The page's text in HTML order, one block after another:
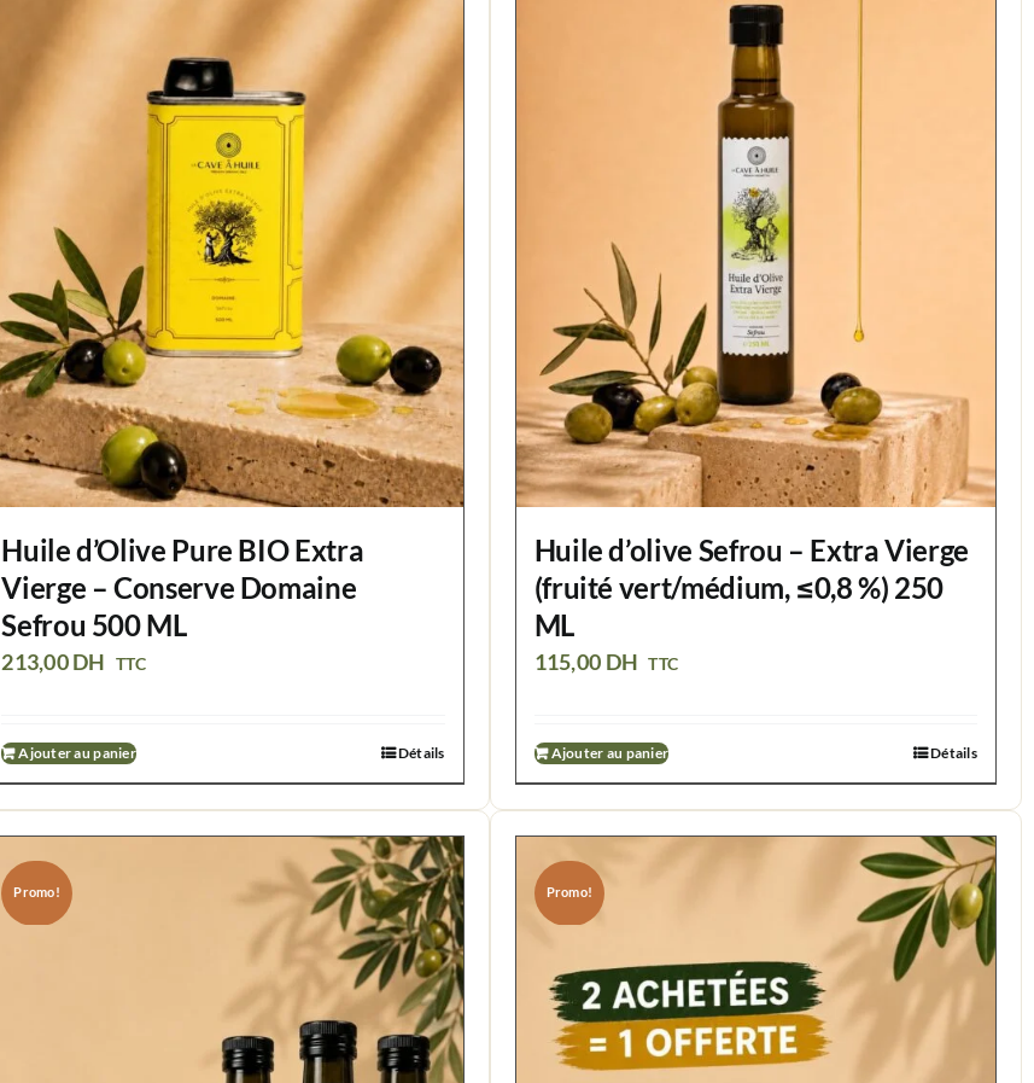
Huile d’Olive Pure BIO Extra
Vierge – Conserve Domaine
Sefrou 500 ML
213,00DH TTC
Ajouter au panier Détails
Huile d’olive Sefrou – Extra Vierge
(fruité vert/médium, ≤0,8 %) 250
ML
115,00 DH TTC
Ajouter au panier Détails
Promo! Promo!